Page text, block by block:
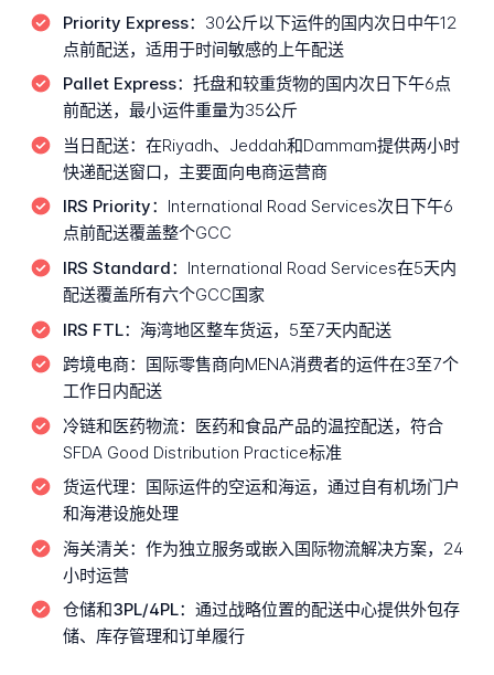
Priority Express： 30公斤以下运件的国内次日中午12
点前配送，适用于时间敏感的上午配送
Pallet Express： 托盘和较重货物的国内次日下午6点
前配送，最小运件重量为35公斤
当日配送： 在Riyadh、Jeddah和Dammam提供两小时
快递配送窗口，主要面向电商运营商
IRS Priority： International Road Services次日下午6
点前配送覆盖整个GCC
IRS Standard： International Road Services在5天内
配送覆盖所有六个GCC国家
IRS FTL： 海湾地区整车货运，5至7天内配送
跨境电商： 国际零售商向MENA消费者的运件在3至7个
工作日内配送
冷链和医药物流： 医药和食品产品的温控配送，符合
SFDA Good Distribution Practice标准
货运代理： 国际运件的空运和海运，通过自有机场门户
和海港设施处理
海关清关： 作为独立服务或嵌入国际物流解决方案，24
小时运营
仓储和3PL/4PL： 通过战略位置的配送中心提供外包存
储、库存管理和订单履行